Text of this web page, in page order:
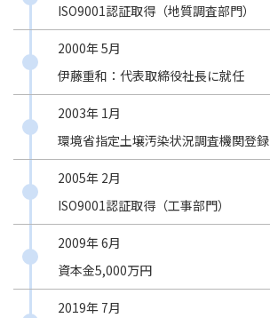
ISO9001認証取得（地質調査部門）
2000年 5月
伊藤重和：代表取締役社長に就任
2003年 1月
環境省指定土壌汚染状況調査機関登録
2005年 2月
ISO9001認証取得（工事部門）
2009年 6月
資本金5,000万円
2019年 7月